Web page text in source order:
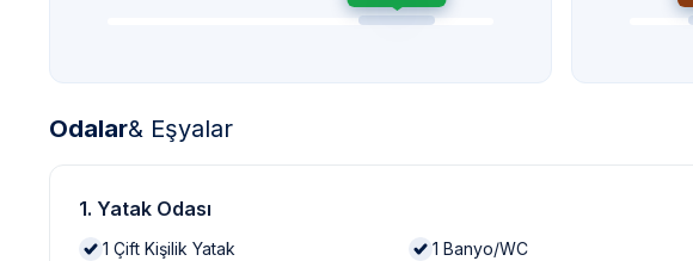
Odalar& Eşyalar
1. Yatak Odası
1 Çift Kişilik Yatak 1 Banyo/WC